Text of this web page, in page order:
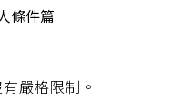
條件篇
嚴格限制。